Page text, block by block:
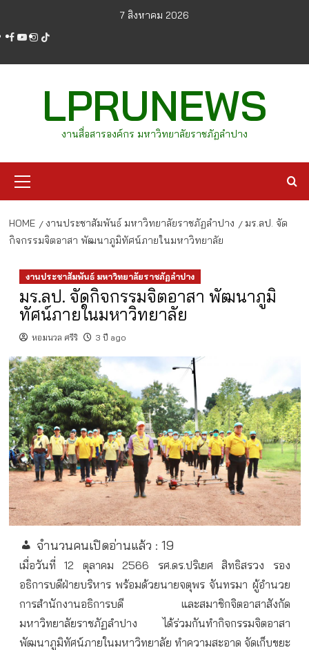
content
7 สิงหาคม 2026
facebook
youtube
instagram
tiktok
LPRUNEWS
งานสื่อสารองค์กร มหาวิทยาลัยราชภัฏลำปาง
Menu
HOME งานประชาสัมพันธ์ มหาวิทยาลัยราชภัฏลำปาง
มร.ลป. จัด
กิจกรรมจิตอาสา พัฒนาภูมิทัศน์ภายในมหาวิทยาลัย
งานประชาสัมพันธ์ มหาวิทยาลัยราชภัฏลำปาง
มร.ลป. จัดกิจกรรมจิตอาสา พัฒนาภูมิ
ทัศน์ภายในมหาวิทยาลัย
หอมนวล ศรีริ 3 ปี ago
จำนวนคนเปิดอ่านแล้ว : 19
เมื่อวันที่ 12 ตุลาคม 2566 รศ.ดร.ปริเยศ สิทธิสรวง รอง
อธิการบดีฝ่ายบริหาร พร้อมด้วยนายจตุพร จันทรมา ผู้อำนวย
การสำนักงานอธิการบดี และสมาชิกจิตอาสาสังกัด
มหาวิทยาลัยราชภัฏลำปาง ได้ร่วมกันทำกิจกรรมจิตอาสา
พัฒนาภูมิทัศน์ภายในมหาวิทยาลัย ทำความสะอาด จัดเก็บขยะ